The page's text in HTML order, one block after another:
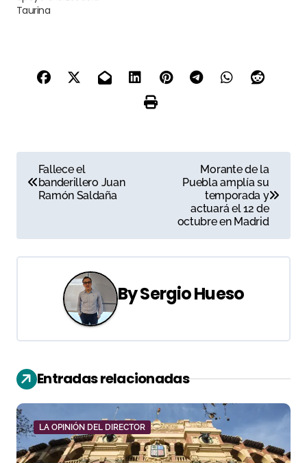
Taurina
a
e
c
i
ó
n
d
Fallece el
banderillero Juan
Ramón Saldaña
Morante de la
Puebla amplía su
temporada y
actuará el 12 de
octubre en Madrid
BySergio Hueso
Entradas relacionadas
LA OPINIÓN DEL DIRECTOR